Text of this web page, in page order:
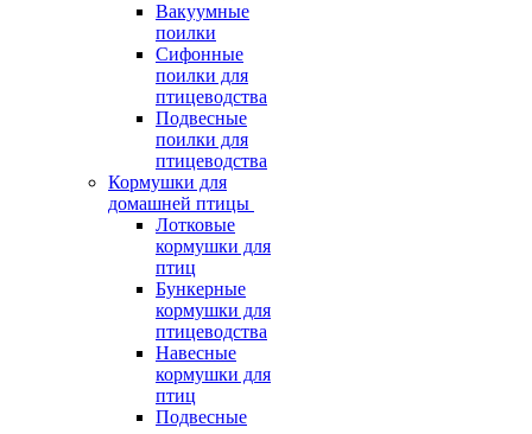
Вакуумные
поилки
Сифонные
поилки для
птицеводства
Подвесные
поилки для
птицеводства
Кормушки для
домашней птицы
Лотковые
кормушки для
птиц
Бункерные
кормушки для
птицеводства
Навесные
кормушки для
птиц
Подвесные